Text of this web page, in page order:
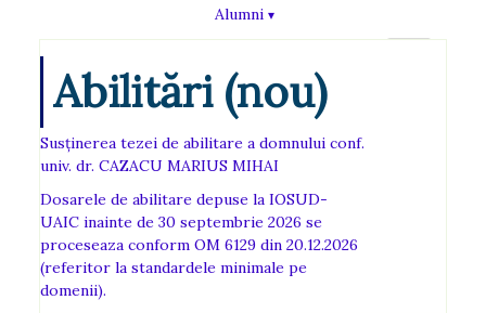
Alumni
Abilitări (nou)
Susținerea tezei de abilitare a domnului conf.
univ. dr. CAZACU MARIUS MIHAI
Dosarele de abilitare depuse la IOSUD-
UAIC inainte de 30 septembrie 2026 se
proceseaza conform OM 6129 din 20.12.2026
(referitor la standardele minimale pe
domenii).